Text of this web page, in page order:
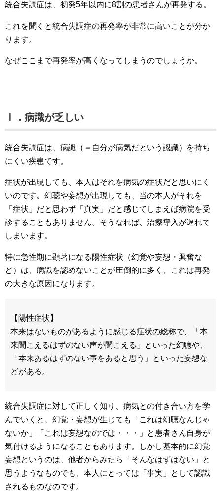
統合失調症は、初発5年以内に8割の患者さんが再発する。
これを聞くと統合失調症の再発率が非常に高いことが分か
ります。
なぜここまで再発率が高くなってしまうのでしょうか。
Ⅰ．病識が乏しい
統合失調症は、病識（＝自分が病気だという認識）を持ち
にくい疾患です。
症状が出現しても、本人はそれを病気の症状だと思いにく
いのです。幻聴や妄想が出現しても、当の本人がそれを
「症状」だと思わず「真実」だと感じてしまえば病院を受
診することもありません。そうなれば、治療導入が遅れて
しまいます。
特に急性期に顕著になる陽性症状（幻覚や妄想・興奮な
ど）は、病識を認めないことが圧倒的に多く、これは再発
の大きな原因になります。
【陽性症状】
本来はないものがあるように感じる症状の総称で、「本
来聞こえるはずのない声が聞こえる」といった幻聴や、
「本来あるはずのない事をあると思う」といった妄想な
どがある。
統合失調症に対して正しく知り、病気との付き合い方を学
んでいくと、幻覚・妄想が生じても「これは幻聴なんじゃ
ないか」「これは妄想なのでは・・・」と患者さん自身が
気付けるようになることもあります。しかし基本的に幻覚
妄想というのは、他者からみたら「そんなはずはない」と
思うようなものでも、本人にとっては「事実」として認識
されるものなのです。